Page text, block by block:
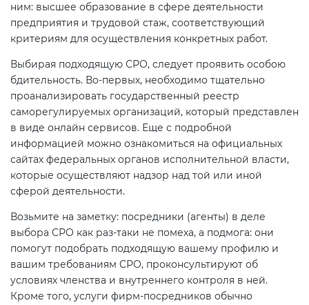
ним: высшее образование в сфере деятельности
предприятия и трудовой стаж, соответствующий
критериям для осуществления конкретных работ.
Выбирая подходящую СРО, следует проявить особою
бдительность. Во-первых, необходимо тщательно
проанализировать государственный реестр
саморегулируемых организаций, который представлен
в виде онлайн сервисов. Еще с подробной
информацией можно ознакомиться на официальных
сайтах федеральных органов исполнительной власти,
которые осуществляют надзор над той или иной
сферой деятельности.
Возьмите на заметку: посредники (агенты) в деле
выбора СРО как раз-таки не помеха, а подмога: они
помогут подобрать подходящую вашему профилю и
вашим требованиям СРО, проконсультируют об
условиях членства и внутреннего контроля в ней.
Кроме того, услуги фирм-посредников обычно